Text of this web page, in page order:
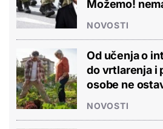
Možemo!
NOVOSTI
Od učenja o
do vrtlarenja i
osobe ne
NOVOSTI